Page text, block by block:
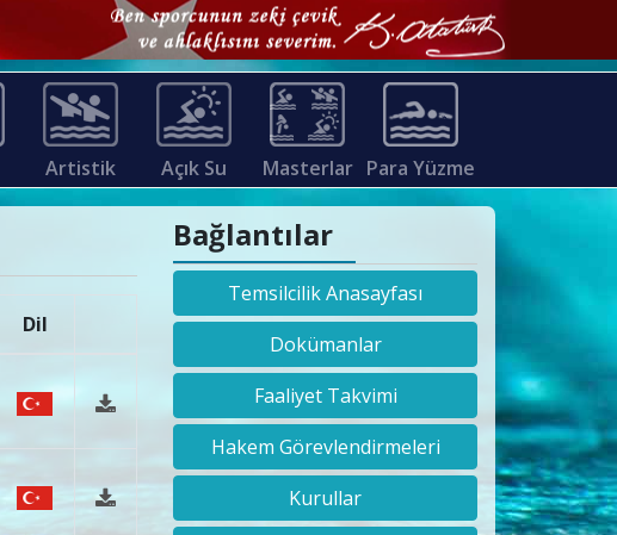
Artistik Açık Su Masterlar Para Yüzme
Dil
Bağlantılar
Temsilcilik Anasayfası
Dokümanlar
Faaliyet Takvimi
Hakem Görevlendirmeleri
Kurullar